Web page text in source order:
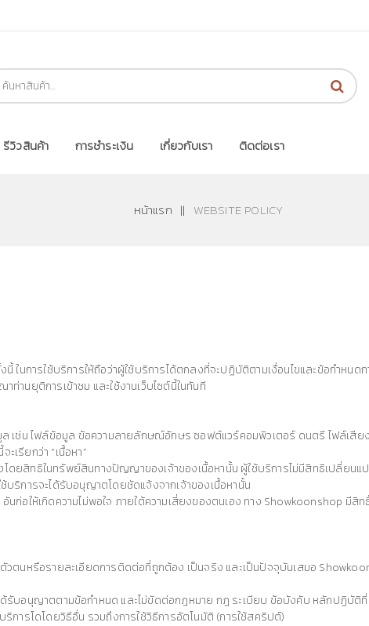
รีวิวสินค้า การชำระเงิน เกี่ยวกับเรา ติดต่อเรา
หน้าแรก || WEBSITE POLICY
ในการใช้บริการให้ถือว่าผู้ใช้บริการได้ตกลงที่จะปฏิบัติตามเงื่อนไขและข้อกำหน
ท่านยุติการเข้าชม และใช้งานเว็บไซต์นี้ในทันที
เช่น ไฟล์ข้อมูล ข้อความลายลักษณ์อักษร ซอฟต์แวร์คอมพิวเตอร์ ดนตรี ไฟล์เสี
เรียกว่า “เนื้อหา”
โดยสิทธิในทรัพย์สินทางปัญญาของเจ้าของเนื้อหานั้น ผู้ใช้บริการไม่มีสิทธิเปลี่ยน
บริการจะได้รับอนุญาตโดยชัดแจ้งจากเจ้าของเนื้อหานั้น
นก่อให้เกิดความไม่พอใจ ภายใต้ความเสี่ยงของตนเอง ทาง Showkoonshop มี
วตนหรือรายละเอียดการติดต่อที่ถูกต้อง เป็นจริง และเป็นปัจจุบันเสมอ
ด้รับอนุญาตตามข้อกำหนด และไม่ขัดต่อกฎหมาย กฎ ระเบียบ ข้อบังคับ หลักปฏิบัติ
ริการโดโดยวิธีอื่น รวมถึงการใช้วิธีการอัตโนมัติ (การใช้สคริปต์)